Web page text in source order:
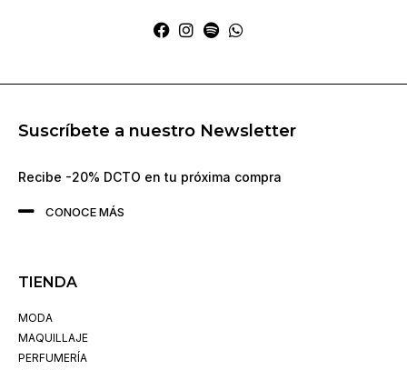
Suscríbete a nuestro Newsletter
Recibe -20% DCTO en tu próxima compra
CONOCE MÁS
TIENDA
MODA
MAQUILLAJE
PERFUMERÍA